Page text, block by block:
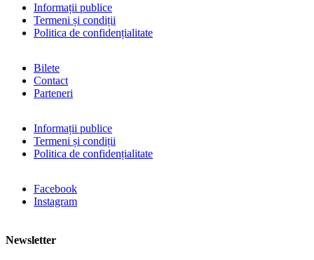
Informații publice
Termeni și condiții
Politica de confidențialitate
Bilete
Contact
Parteneri
Informații publice
Termeni și condiții
Politica de confidențialitate
Facebook
Instagram
Newsletter